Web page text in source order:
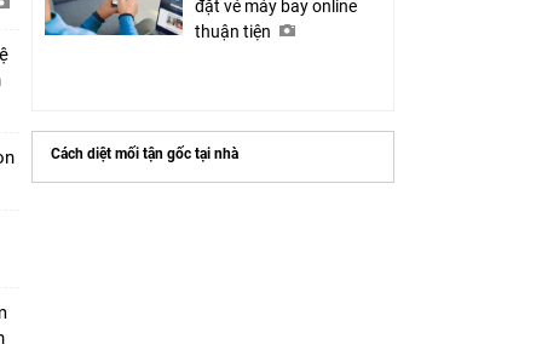
đặt vé máy bay online
thuận tiện
Cách diệt mối tận gốc tại nhà